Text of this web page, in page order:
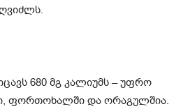
680 მგ კალიუმს – უფრო
ფორთოხალში და ორაგულშია.